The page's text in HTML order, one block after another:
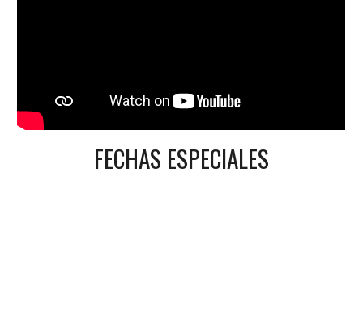
FECHAS ESPECIALES